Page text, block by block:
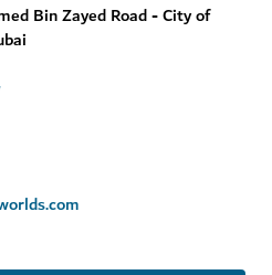
Bin Zayed Road - City of